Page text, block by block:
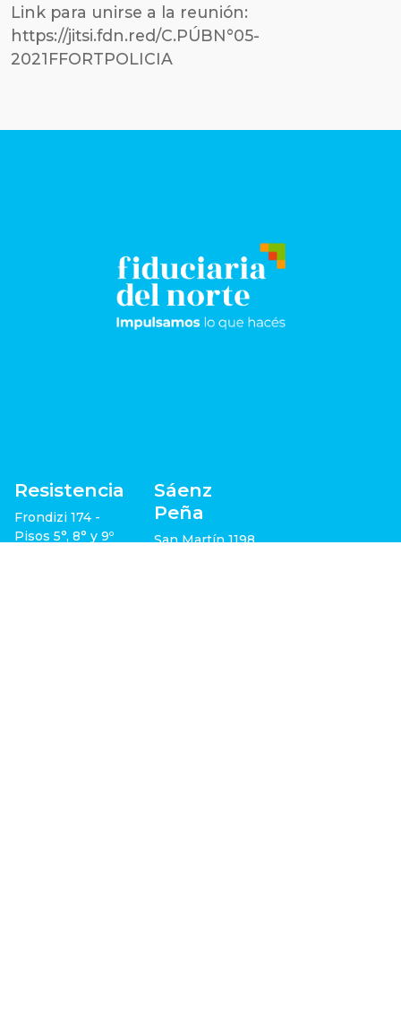
Link para unirse a la reunión:
https://jitsi.fdn.red/C.PÚBN°05-
2021FFORTPOLICIA
Resistencia
Frondizi 174 -
Pisos 5°, 8° y 9º
Sáenz
Peña
San Martín 1198